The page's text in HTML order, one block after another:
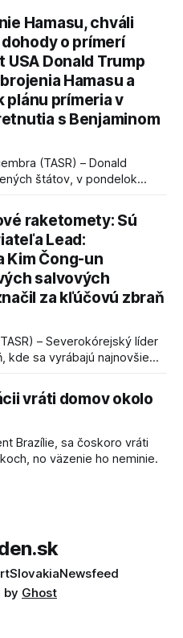
Hamasu, chváli
o prímerí
Donald Trump
Hamasu a
plánu prímeria v
s Benjaminom
(TASR) – Donald
štátov, v pondelok
prímeria v Gaze. Agentúra
presvedčenie, že Izrael plní
raketomety: Sú
Lead:
Kim Čong-un
salvových
za kľúčovú zbraň
– Severokórejský líder
kde sa vyrábajú najnovšie
médiá KĽDR, na ktoré
vráti domov okolo
Brazílie, sa čoskoro vráti
no väzenie ho neminie.
SlovakiaNewsfeed
by Ghost